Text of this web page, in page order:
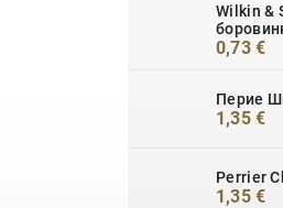
Wilkin &
0,73 €
Перие
1,35 €
Perrier
1,35 €